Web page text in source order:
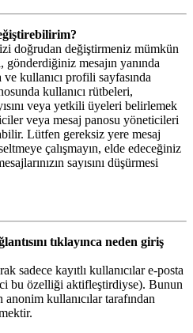
doğrudan değiştirmeniz mümkün
gönderdiğiniz mesajın yanında
kullanıcı profili sayfasında
kullanıcı rütbeleri,
veya yetkili üyeleri belirlemek
veya mesaj panosu yöneticileri
Lütfen gereksiz yere mesaj
çalışmayın, elde edeceğiniz
sayısını düşürmesi
tıklayınca neden giriş
sadece kayıtlı kullanıcılar e-posta
bu özelliği aktifleştirdiyse). Bunun
kullanıcılar tarafından